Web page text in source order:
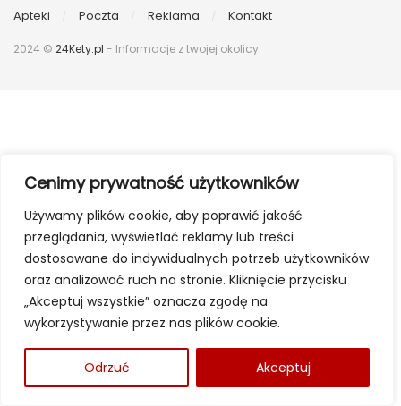
Cenimy prywatność użytkowników
Używamy plików cookie, aby poprawić jakość
przeglądania, wyświetlać reklamy lub treści
dostosowane do indywidualnych potrzeb użytkowników
oraz analizować ruch na stronie. Kliknięcie przycisku
„Akceptuj wszystkie” oznacza zgodę na
wykorzystywanie przez nas plików cookie.
Odrzuć Akceptuj
Apteki Poczta Reklama Kontakt
2024 © 24Kety.pl - Informacje z twojej okolicy